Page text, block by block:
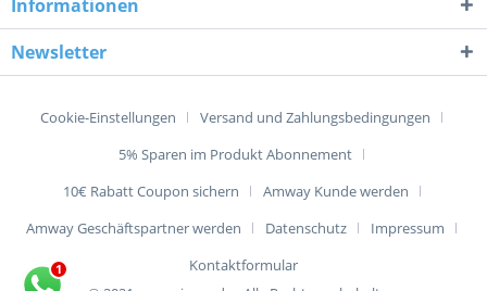
Informationen
Newsletter
Cookie-Einstellungen
Versand und Zahlungsbedingungen
5% Sparen im Produkt Abonnement
10€ Rabatt Coupon sichern
Amway Kunde werden
Amway Geschäftspartner werden
Datenschutz
Impressum
Kontaktformular